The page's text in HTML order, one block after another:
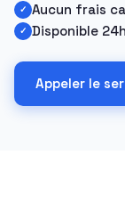
Aucun frais
Disponible
Appeler le